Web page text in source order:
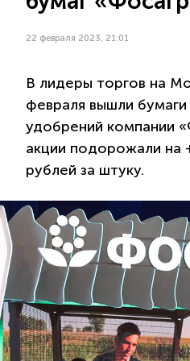
22 февраля 2023, 21:01
В лидеры торгов на
февраля вышли
удобрений компании
акции подорожали на
рублей за штуку.